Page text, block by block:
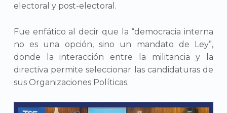
electoral y post-electoral.
Fue enfático al decir que la “democracia interna
no es una opción, sino un mandato de Ley”,
donde la interacción entre la militancia y la
directiva permite seleccionar las candidaturas de
sus Organizaciones Políticas.